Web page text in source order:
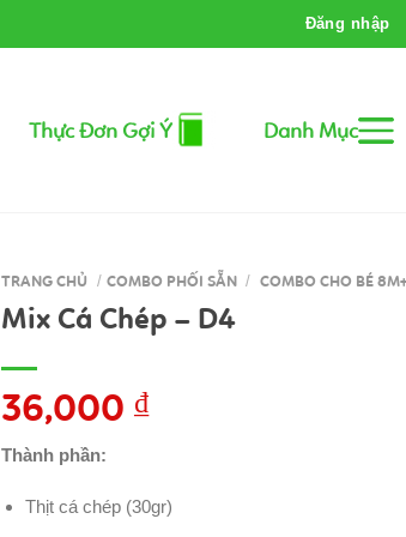
Đăng nhập
Thực Đơn Gợi Ý Danh Mục
TRANG CHỦ / COMBO PHỐI SẴN / COMBO CHO BÉ 8M+
Mix Cá Chép – D4
36,000 ₫
Thành phần:
Thịt cá chép (30gr)